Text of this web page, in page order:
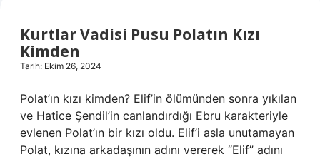
Kurtlar Vadisi Pusu Polatın Kızı
Kimden
Tarih: Ekim 26, 2024
Polat’ın kızı kimden? Elif’in ölümünden sonra yıkılan
ve Hatice Şendil’in canlandırdığı Ebru karakteriyle
evlenen Polat’ın bir kızı oldu. Elif’i asla unutamayan
Polat, kızına arkadaşının adını vererek “Elif” adını